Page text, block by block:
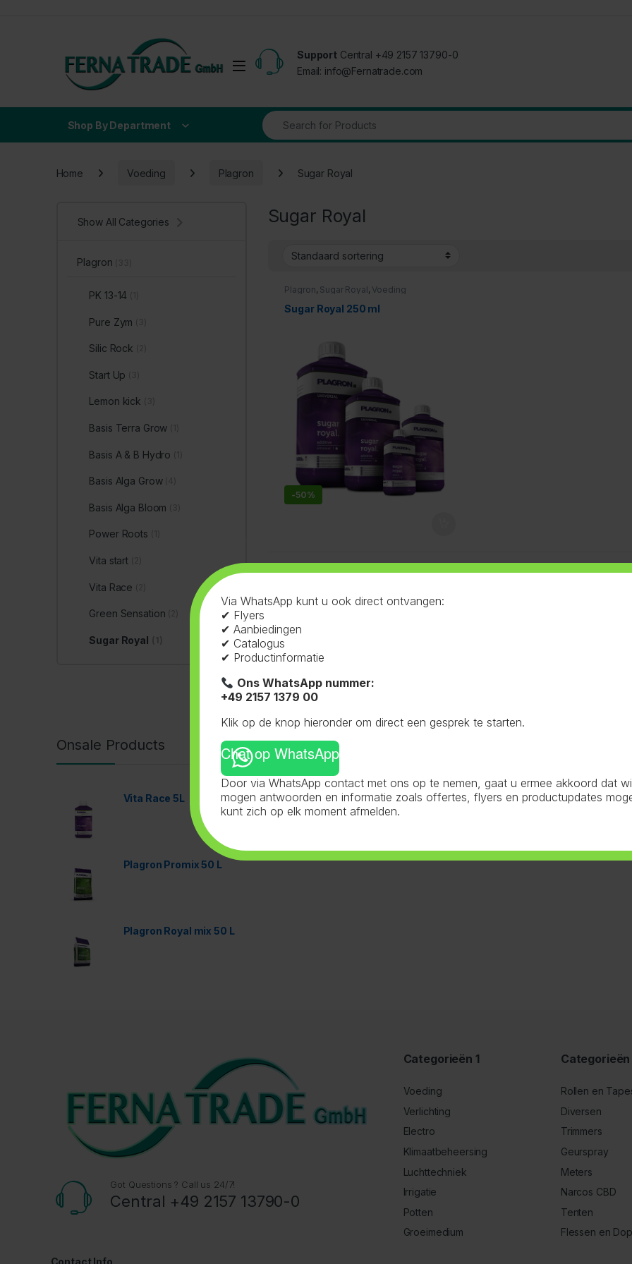
Open
Support Central +49 2157 13790-0
Email: info@Fernatrade.com
Shop By Department
Search for:
Home Voeding Plagron Sugar Royal
Sugar Royal
Plagron, Sugar Royal, Voeding
Sugar Royal 250 ml
-50%
Enig resultaat
Show All Categories
Plagron
PK 13-14
Pure Zym
Silic Rock
Start Up
Lemon kick
Basis Terra Grow
Basis A & B Hydro
Basis Alga Grow
Basis Alga Bloom
Power Roots
Vita start
Vita Race
Green Sensation
Sugar Royal
Onsale Products
Vita Race 5L
Plagron Promix 50 L
Plagron Royal mix 50 L
Got Questions ? Call us 24/7!
Central +49 2157 13790-0
Categorieën 1
Voeding
Verlichting
Electro
Klimaatbeheersing
Luchttechniek
Irrigatie
Potten
Groeimedium
Categorieën
Rollen en
Diversen
Trimmers
Geurspray
Meters
Narcos CBD
Tenten
Flessen en
Via WhatsApp kunt u ook direct ontvangen:
✔ Flyers
✔ Aanbiedingen
✔ Catalogus
✔ Productinformatie
Ons WhatsApp nummer:
+49 2157 1379 00
Klik op de knop hieronder om direct een gesprek te starten.
Chat op WhatsApp
Door via WhatsApp contact met ons op te nemen, gaat u ermee akkoord dat
mogen antwoorden en informatie zoals offertes, flyers en productupdates
kunt zich op elk moment afmelden.